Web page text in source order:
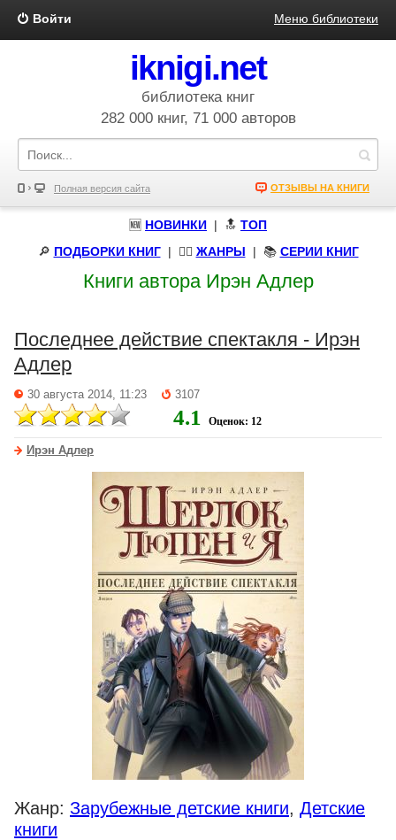
Войти Меню библиотеки
iknigi.net
библиотека книг
282 000 книг, 71 000 авторов
Полная версия сайта ОТЗЫВЫ НА КНИГИ
🆕 НОВИНКИ | 🔝 ТОП
🔎 ПОДБОРКИ КНИГ| 🧝‍♀️ ЖАНРЫ | 📚 СЕРИИ КНИГ
Книги автора Ирэн Адлер
Последнее действие спектакля - Ирэн
Адлер
30 августа 2014, 11:23 3107
4.1 Оценок: 12
Ирэн Адлер
Жанр: Зарубежные детские книги, Детские
книги